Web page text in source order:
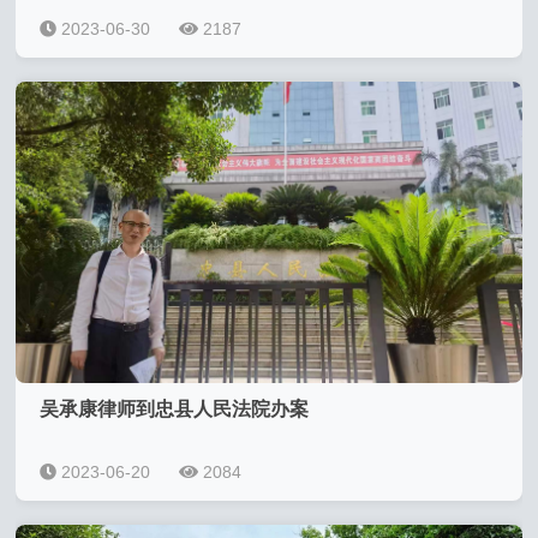
2023-06-30 2187
吴承康律师到忠县人民法院办案
2023-06-20 2084